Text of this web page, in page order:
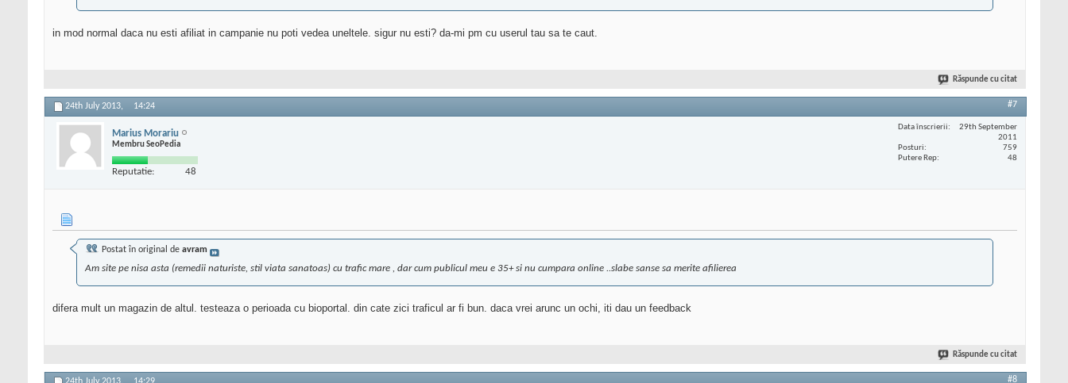
in mod normal daca nu esti afiliat in campanie nu poti vedea uneltele. sigur nu esti? da-mi pm cu userul tau sa te caut.
Răspunde cu citat
24th July 2013, 14:24 #7
Marius Morariu
Membru SeoPedia
Reputatie: 48
Data înscrierii
29th September
2011
Posturi
759
Putere Rep
48
Postat în original de avram
Am site pe nisa asta (remedii naturiste, stil viata sanatoas) cu trafic mare , dar cum publicul meu e 35+ si nu cumpara online ..slabe sanse sa merite afilierea
difera mult un magazin de altul. testeaza o perioada cu bioportal. din cate zici traficul ar fi bun. daca vrei arunc un ochi, iti dau un feedback
Răspunde cu citat
#8